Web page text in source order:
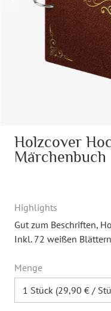
Holzcover
Märchenbuch
Highlights
Gut zum Beschriften,
Inkl. 72 weißen Blättern
Menge